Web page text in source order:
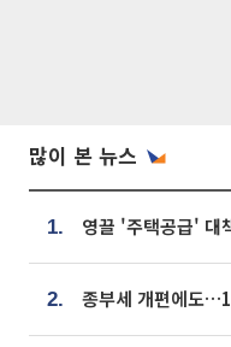
많이 본 뉴스
1.
2.